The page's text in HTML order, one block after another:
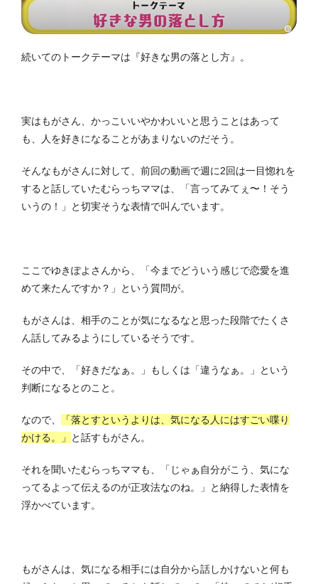
続いてのトークテーマは『好きな男の落とし方』。
実はもがさん、かっこいいやかわいいと思うことはあって
も、人を好きになることがあまりないのだそう。
そんなもがさんに対して、前回の動画で週に2回は一目惚れを
すると話していたむらっちママは、「言ってみてぇ〜！そう
いうの！」と切実そうな表情で叫んでいます。
ここでゆきぽよさんから、「今までどういう感じで恋愛を進
めて来たんですか？」という質問が。
もがさんは、相手のことが気になるなと思った段階でたくさ
ん話してみるようにしているそうです。
その中で、「好きだなぁ。」もしくは「違うなぁ。」という
判断になるとのこと。
なので、
「落とすというよりは、気になる人にはすごい喋り
かける。」
と話すもがさん。
それを聞いたむらっちママも、「じゃぁ自分がこう、気にな
ってるよって伝えるのが正攻法なのね。」と納得した表情を
浮かべています。
もがさんは、気になる相手には自分から話しかけないと何も